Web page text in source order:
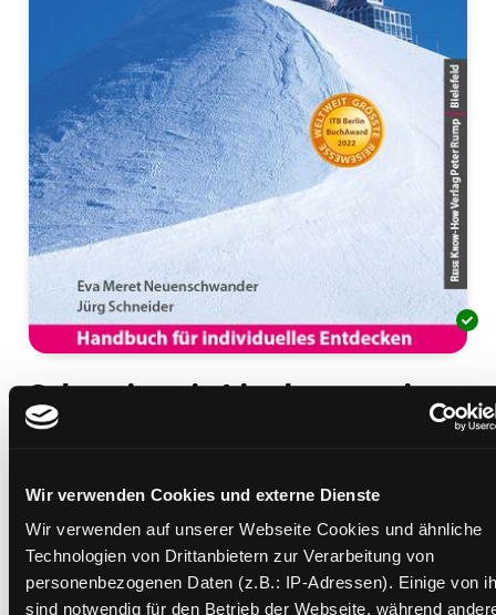
Wir verwenden Cookies und externe Dienste
Wir verwenden auf unserer Webseite Cookies und ähnliche
Technologien von Drittanbietern zur Verarbeitung von
personenbezogenen Daten (z.B.: IP-Adressen). Einige von
sind notwendig für den Betrieb der Webseite, während
Schweiz mit Liechtenstein
[Handbuch für individuelles Entdecken]
Verfasser: Suche nach diesem Verfasser
Neuenschwander, Eva Meret ;Schneider,
Beschreibung ein-/ausblenden
Mehr Informationen ein-/ausblenden